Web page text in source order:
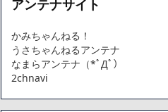
アンテナサイト
かみちゃんねる！
うさちゃんねるアンテナ
なまらアンテナ（*ﾟДﾟ）
2chnavi